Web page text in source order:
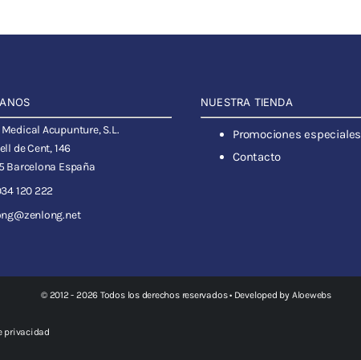
Acupunture, S.L.
de Cent, 146
Barcelona España
120 222
NUESTRA TIENDA
Promociones especiales
Contacto
© 2012 - 2026 Todos los derechos reservados • Developed by Aloewebs
privacidad